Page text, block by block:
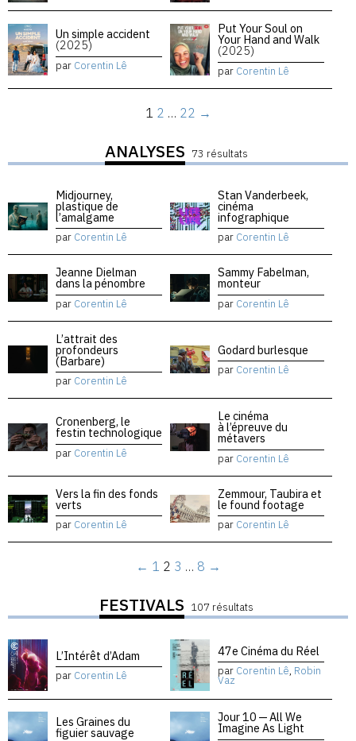
Un simple accident
(2025)
par Corentin Lê
Put Your Soul on
Your Hand and Walk
(2025)
par Corentin Lê
1 2 … 22 →
ANALYSES 73 résultats
Midjourney,
plastique de
l’amalgame
par Corentin Lê
Stan Vanderbeek,
cinéma
infographique
par Corentin Lê
Jeanne Dielman
dans la pénombre
par Corentin Lê
Sammy Fabelman,
monteur
par Corentin Lê
L’attrait des
profondeurs
(Barbare)
par Corentin Lê
Godard burlesque
par Corentin Lê
Cronenberg, le
festin technologique
par Corentin Lê
Le cinéma
à l’épreuve du
métavers
par Corentin Lê
Vers la fin des fonds
verts
par Corentin Lê
Zemmour, Taubira et
le found footage
par Corentin Lê
← 1 2 3 … 8 →
FESTIVALS 107 résultats
L’Intérêt d’Adam
par Corentin Lê
47e Cinéma du Réel
par Corentin Lê, Robin
Vaz
Les Graines du
figuier sauvage
Jour 10 — All We
Imagine As Light